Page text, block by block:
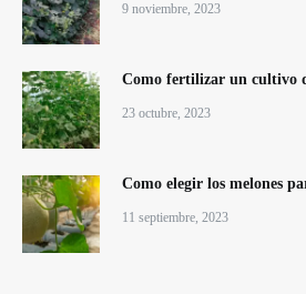
9 noviembre, 2023
Como fertilizar un cultivo
23 octubre, 2023
Como elegir los melones
11 septiembre, 2023